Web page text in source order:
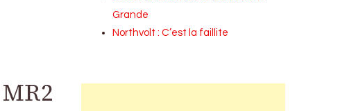
Grande
Northvolt : C’est la faillite